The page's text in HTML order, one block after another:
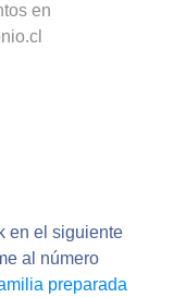
en
en el siguiente
al número
preparada